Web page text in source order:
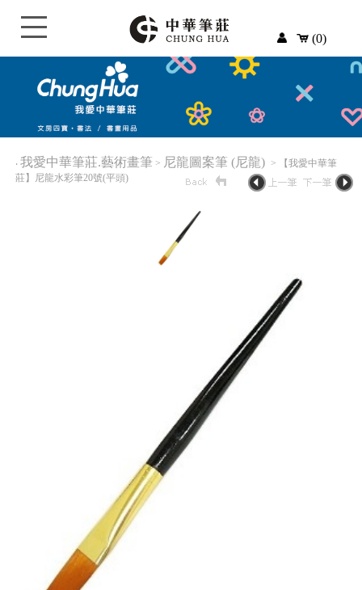
(0)
‧ 我愛中華筆莊.藝術畫筆 > 尼龍圖案筆 (尼龍) > 【我愛中華筆
莊】尼龍水彩筆20號(平頭)